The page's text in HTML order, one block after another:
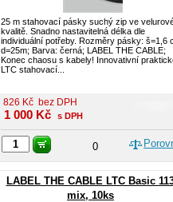
25 m stahovací pásky suchý zip ve
kvalitě. Snadno nastavitelná délka dle
individuální potřeby. Rozměry pásky: š=1,6
d=25m; Barva: černá; LABEL THE CABLE;
Konec chaosu s kabely! Innovativní
LTC stahovací...
826 Kč bez DPH
1 000 Kč s DPH
0
LABEL THE CABLE LTC Basic
mix, 10ks